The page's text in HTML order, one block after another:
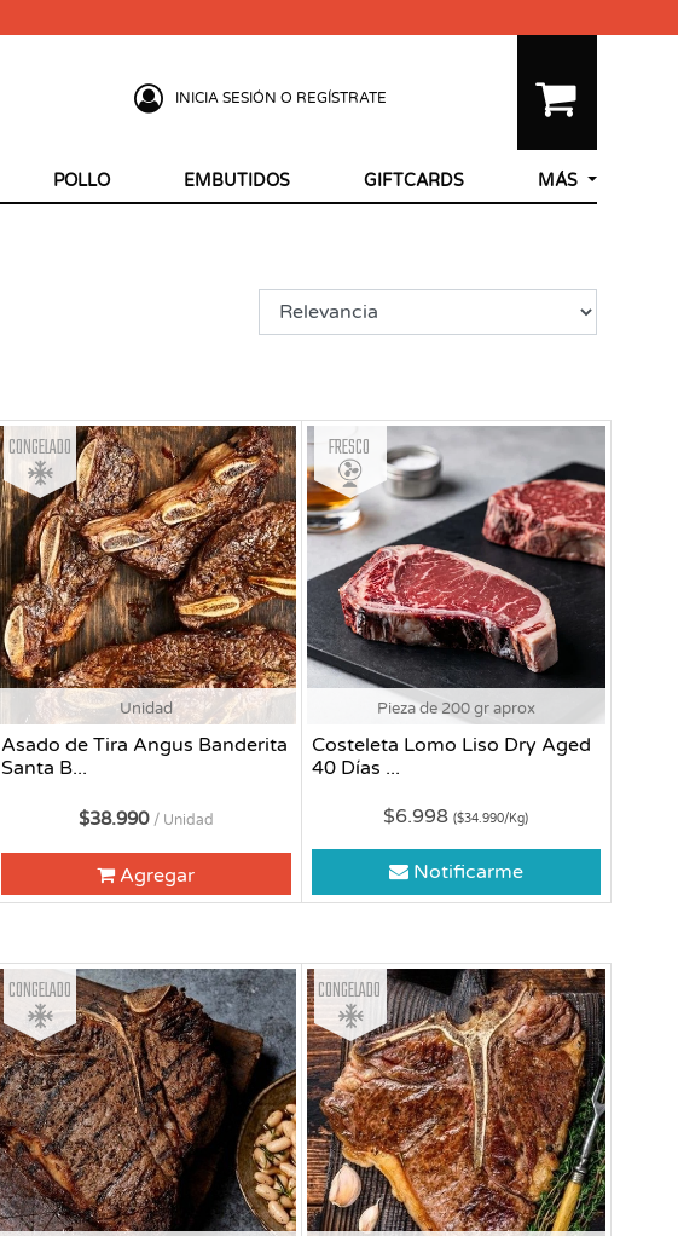
INICIA SESIÓN O REGÍSTRATE
POLLO EMBUTIDOS GIFTCARDS MÁS
Unidad
Asado de Tira Angus Banderita
Santa B...
Congelado
$38.990 / Unidad
Agregar
Pieza de 200 gr aprox
Costeleta Lomo Liso Dry Aged
40 Días ...
Fresco
$6.998($34.990/Kg)
Notificarme
Congelado Congelado